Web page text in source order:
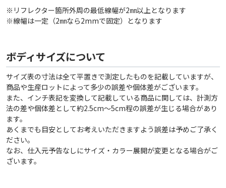
※リフレクター箇所外周の最低線幅が2㎜以上となります
※線幅は一定（2㎜なら2mmで固定）となります
ボディサイズについて
サイズ表の寸法は全て平置きで測定したものを記載していますが、
商品や生産ロットによって多少の誤差や個体差がございます。
また、インチ表記を変換して記載している商品に関しては、計測方
法の差や個体差として約2.5cm〜5cm程の誤差が生じる場合があり
ます。
あくまでも目安としてお考えいただきますよう誤差は予めご了承く
ださい。
なお、仕入元予告なしにサイズ・カラー展開が変更となる場合がご
ざいます。